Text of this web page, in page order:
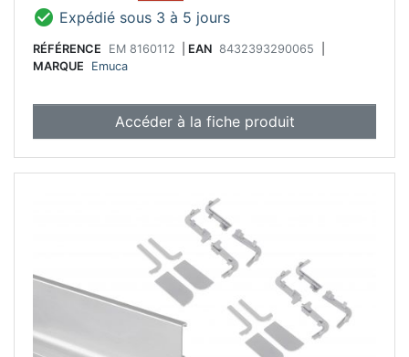
 Expédié sous 3 à 5 jours
RÉFÉRENCE EM 8160112 EAN 8432393290065
MARQUE
Emuca
Accéder à la fiche produit